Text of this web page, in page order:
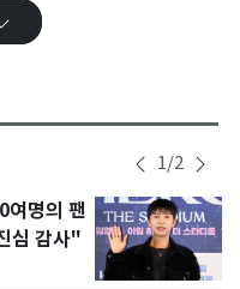
1/2
명의 팬
심 감사"